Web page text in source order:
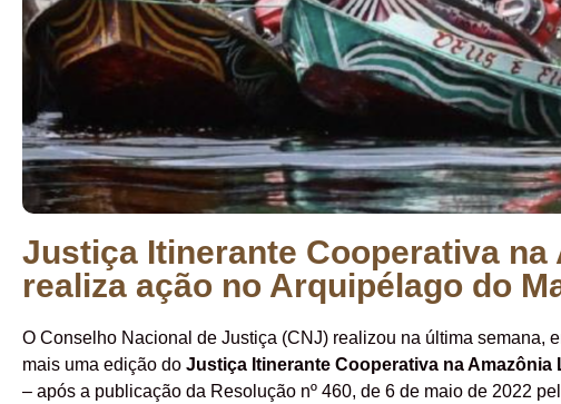
Justiça Itinerante Cooperativa na
realiza ação no Arquipélago do
O Conselho Nacional de Justiça (CNJ) realizou na última semana,
mais uma edição do Justiça Itinerante Cooperativa na Amazônia
– após a publicação da Resolução nº 460, de 6 de maio de 2022